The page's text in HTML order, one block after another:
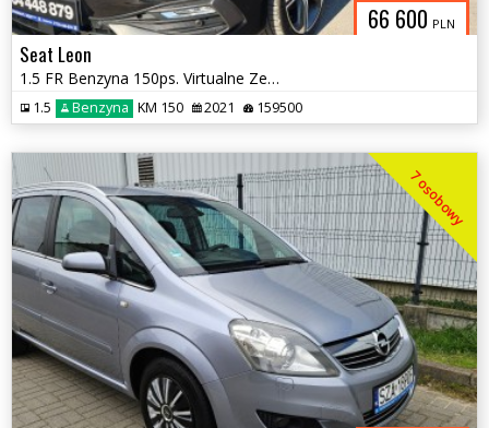
66 600 PLN
Seat Leon
1.5 FR Benzyna 150ps. Virtualne Zegary Klimatronic x3 Indukcja 2021
1.5 Benzyna KM 150 2021 159500
7 osobowy